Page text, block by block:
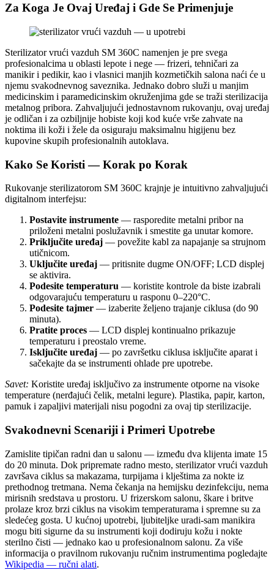
Za Koga Je Ovaj Uređaj i Gde Se Primenjuje
Sterilizator vrući vazduh SM 360C namenjen je pre svega
profesionalcima u oblasti lepote i nege — frizeri, tehničari za
manikir i pedikir, kao i vlasnici manjih kozmetičkih salona naći će u
njemu svakodnevnog saveznika. Jednako dobro služi u manjim
medicinskim i paramedicinskim okruženjima gde se traži sterilizacija
metalnog pribora. Zahvaljujući jednostavnom rukovanju, ovaj uređaj
je odličan i za ozbiljnije hobiste koji kod kuće vrše zahvate na
noktima ili koži i žele da osiguraju maksimalnu higijenu bez
kupovine skupih profesionalnih autoklava.
Kako Se Koristi — Korak po Korak
Rukovanje sterilizatorom SM 360C krajnje je intuitivno zahvaljujući
digitalnom interfejsu:
Postavite instrumente — rasporedite metalni pribor na
priloženi metalni poslužavnik i smestite ga unutar komore.
Priključite uređaj — povežite kabl za napajanje sa strujnom
utičnicom.
Uključite uređaj — pritisnite dugme ON/OFF; LCD displej
se aktivira.
Podesite temperaturu — koristite kontrole da biste izabrali
odgovarajuću temperaturu u rasponu 0–220°C.
Podesite tajmer — izaberite željeno trajanje ciklusa (do 90
minuta).
Pratite proces — LCD displej kontinualno prikazuje
temperaturu i preostalo vreme.
Isključite uređaj — po završetku ciklusa isključite aparat i
sačekajte da se instrumenti ohlade pre upotrebe.
Savet: Koristite uređaj isključivo za instrumente otporne na visoke
temperature (nerđajući čelik, metalni legure). Plastika, papir, karton,
pamuk i zapaljivi materijali nisu pogodni za ovaj tip sterilizacije.
Svakodnevni Scenariji i Primeri Upotrebe
Zamislite tipičan radni dan u salonu — između dva klijenta imate 15
do 20 minuta. Dok pripremate radno mesto, sterilizator vrući vazduh
završava ciklus sa makazama, turpijama i klještima za nokte iz
prethodnog tretmana. Nema čekanja na hemijsku dezinfekciju, nema
mirisnih sredstava u prostoru. U frizerskom salonu, škare i britve
prolaze kroz brzi ciklus na visokim temperaturama i spremne su za
sledećeg gosta. U kućnoj upotrebi, ljubiteljke uradi-sam manikira
mogu biti sigurne da su instrumenti koji dodiruju kožu i nokte
sterilno čisti — jednako kao u profesionalnom salonu. Za više
informacija o pravilnom rukovanju ručnim instrumentima pogledajte
Wikipedia — ručni alati.